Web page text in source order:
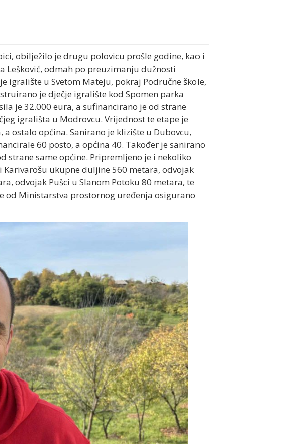
obilježilo je drugu polovicu prošle godine, kao i
Lešković, odmah po preuzimanju dužnosti
igralište u Svetom Mateju, pokraj Područne škole,
je dječje igralište kod Spomen parka
je 32.000 eura, a sufinancirano je od strane
igrališta u Modrovcu. Vrijednost te etape je
ostalo općina. Sanirano je klizište u Dubovcu,
60 posto, a općina 40. Također je sanirano
strane same općine. Pripremljeno je i nekoliko
ukupne duljine 560 metara, odvojak
odvojak Pušci u Slanom Potoku 80 metara, te
od Ministarstva prostornog uređenja osigurano